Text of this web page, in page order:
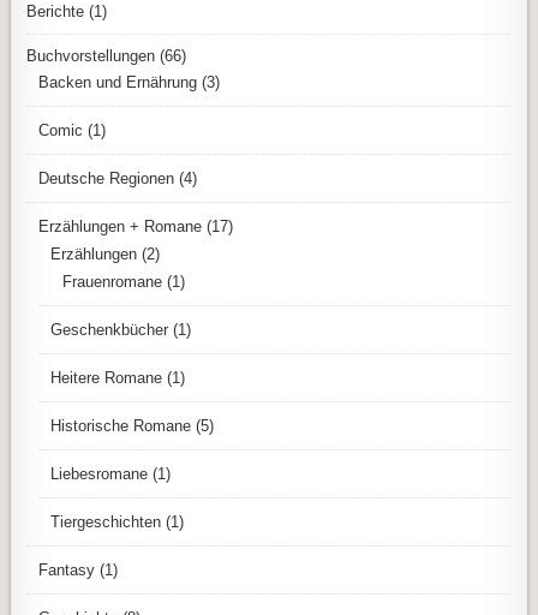
Berichte (1)
Buchvorstellungen (66)
Backen und Ernährung (3)
Comic (1)
Deutsche Regionen (4)
Erzählungen + Romane (17)
Erzählungen (2)
Frauenromane (1)
Geschenkbücher (1)
Heitere Romane (1)
Historische Romane (5)
Liebesromane (1)
Tiergeschichten (1)
Fantasy (1)